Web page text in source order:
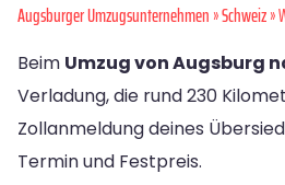
Augsburger Umzugsunternehmen»Schweiz»
Beim Umzug von Augsburg
Verladung, die rund 230
Zollanmeldung deines
Termin und Festpreis.